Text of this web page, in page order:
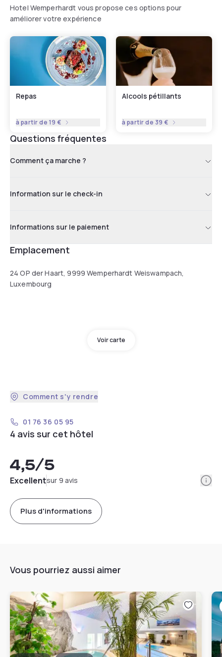
Hotel Wemperhardt vous propose ces options pour
améliorer votre expérience
Repas
à partir de 19 €
Alcools pétillants
à partir de 39 €
Questions fréquentes
Comment ça marche ?
Information sur le check-in
Informations sur le paiement
Emplacement
24 OP der Haart, 9999 Wemperhardt Weiswampach,
Luxembourg
Voir carte
Comment s'y rendre
01 76 36 05 95
4 avis sur cet hôtel
4,5/5
Excellentsur 9 avis
Plus d'informations
Vous pourriez aussi aimer